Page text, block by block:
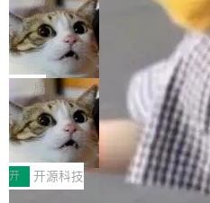
现实 过去两年，CIO们的焦虑清
一是如何让大模型和智能体应用安
向生产，二是如何让测试团队跟得
设置，如果用布尔值 + 可空字段
ean 表示是否可切换，nullable 的
色方案、深色方案——会产生大量
合。方案缺了、配置冲突了、全
哪些组合有效，作者说，你得靠"
者部落知识"。 换个写法。Rust
变体：Switchable...
个"AI 知识库 + 聊天机器人"——每
做，没什么新鲜的。 但 Kenton
r 上把事情说清楚了： 今天我们
re OS，一个带连接器的聊天机器
有科技公司做的一样。只不过，实
样。这是 Sandstorm.io 的重制版
那个创业公司。不同的是，这次
lare Workers 上——我花了九年时
——并且深度集成了 AI。这基本上
Deno 团队开源 Celld，可自托
布式 Durable Objects
Ryan Dahl 领导的 Deno 团队推
目 Celld，一个能在自己机器上运
Workers 和 Durable Objects 的
计思路很直接：每个对象是一个
数据库，按名称寻址，复制到你自
存储库里。节点之间只通过这个
没有控制平面，没有共识协议。每
局
鲁大师7月新机性能/流畅/AI榜
性能、流畅双第一，三星
新折叠缺席
2026年7月的手机市场，由于存储
增，手机厂商的日子也不好过啊，
放缓，因此硝烟味淡了许多。新机
开 开源科技